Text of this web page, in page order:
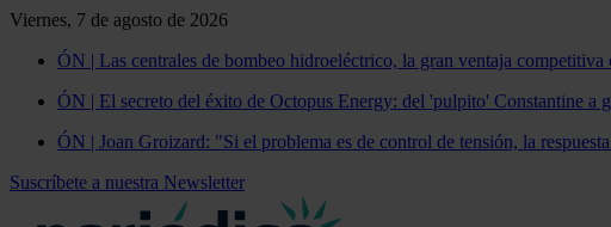
Viernes, 7 de agosto de 2026
ÓN | Las centrales de bombeo hidroeléctrico, la gran ventaja
ÓN | El secreto del éxito de Octopus Energy: del 'pulpito' Constantine a
ÓN | Joan Groizard: "Si el problema es de control de tensión, la
Suscríbete a nuestra Newsletter